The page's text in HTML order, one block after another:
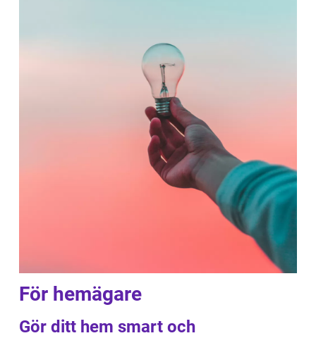
För hemägare
Gör ditt hem smart och